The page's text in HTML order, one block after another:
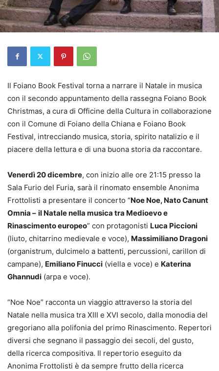
Il Foiano Book Festival torna a narrare il Natale in musica
con il secondo appuntamento della rassegna Foiano Book
Christmas, a cura di Officine della Cultura in collaborazione
con il Comune di Foiano della Chiana e Foiano Book
Festival, intrecciando musica, storia, spirito natalizio e il
piacere della lettura e di una buona storia da raccontare.
Venerdì 20 dicembre, con inizio alle ore 21:15 presso la
Sala Furio del Furia, sarà il rinomato ensemble Anonima
Frottolisti a presentare il concerto “Noe Noe, Nato Canunt
Omnia – il Natale nella musica tra Medioevo e
Rinascimento europeo” con protagonisti Luca Piccioni
(liuto, chitarrino medievale e voce), Massimiliano Dragoni
(organistrum, dulcimelo a battenti, percussioni, carillon di
campane), Emiliano Finucci (viella e voce) e Katerina
Ghannudi (arpa e voce).
“Noe Noe” racconta un viaggio attraverso la storia del
Natale nella musica tra XIII e XVI secolo, dalla monodia del
gregoriano alla polifonia del primo Rinascimento. Repertori
diversi che segnano il passaggio dei secoli, del gusto,
della ricerca compositiva. Il repertorio eseguito da
Anonima Frottolisti è da sempre frutto della ricerca